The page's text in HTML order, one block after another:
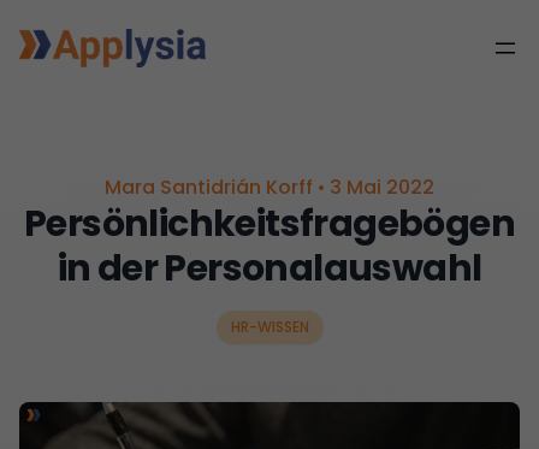
Mara Santidrián Korff • 3 Mai 2022
Persönlichkeitsfragebögen
in der Personalauswahl
HR-WISSEN